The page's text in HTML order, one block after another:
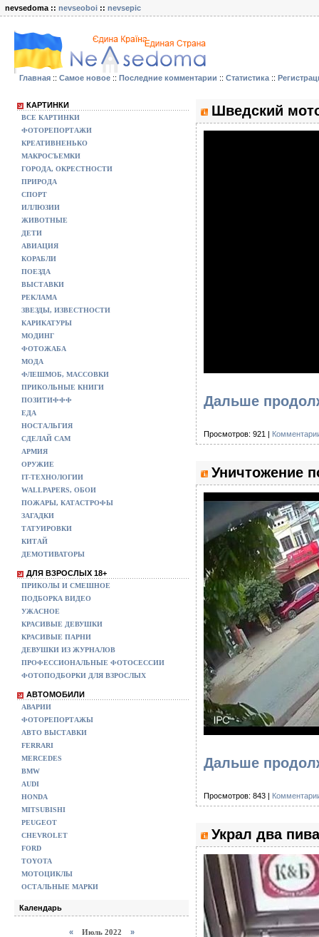
nevsedoma :: nevseoboi :: nevsepic
Главная :: Самое новое :: Последние комментарии :: Статистика ::
КАРТИНКИ
ВСЕ КАРТИНКИ
ФОТОРЕПОРТАЖИ
КРЕАТИВНЕНЬКО
МАКРОСЪЕМКИ
ГОРОДА, ОКРЕСТНОСТИ
ПРИРОДА
СПОРТ
ИЛЛЮЗИИ
ЖИВОТНЫЕ
ДЕТИ
АВИАЦИЯ
КОРАБЛИ
ПОЕЗДА
ВЫСТАВКИ
РЕКЛАМА
ЗВЕЗДЫ, ИЗВЕСТНОСТИ
КАРИКАТУРЫ
МОДИНГ
ФОТОЖАБА
МОДА
ФЛЕШМОБ, МАССОВКИ
ПРИКОЛЬНЫЕ КНИГИ
ПОЗИТИФФФ
ЕДА
НОСТАЛЬГИЯ
СДЕЛАЙ САМ
АРМИЯ
ОРУЖИЕ
IT-ТЕХНОЛОГИИ
WALLPAPERS, ОБОИ
ПОЖАРЫ, КАТАСТРОФЫ
ЗАГАДКИ
ТАТУИРОВКИ
КИТАЙ
ДЕМОТИВАТОРЫ
ДЛЯ ВЗРОСЛЫХ 18+
ПРИКОЛЫ И СМЕШНОЕ
ПОДБОРКА ВИДЕО
УЖАСНОЕ
КРАСИВЫЕ ДЕВУШКИ
КРАСИВЫЕ ПАРНИ
ДЕВУШКИ ИЗ ЖУРНАЛОВ
ПРОФЕССИОНАЛЬНЫЕ ФОТОСЕССИИ
ФОТОПОДБОРКИ ДЛЯ ВЗРОСЛЫХ
АВТОМОБИЛИ
АВАРИИ
ФОТОРЕПОРТАЖЫ
АВТО ВЫСТАВКИ
FERRARI
MERCEDES
BMW
AUDI
HONDA
MITSUBISHI
PEUGEOT
CHEVROLET
FORD
TOYOTA
МОТОЦИКЛЫ
ОСТАЛЬНЫЕ МАРКИ
Календарь
« Июль 2022 »
Шведский
Дальше
Просмотров: 921 |
Уничтожение
Дальше
Просмотров: 843 |
Украл два